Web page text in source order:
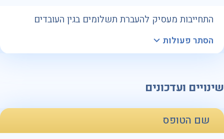
התחייבות מעסיק להעברת תשלומים בגין העובדים
הסתר פעולות
שינויים ועדכונים
שם הטופס